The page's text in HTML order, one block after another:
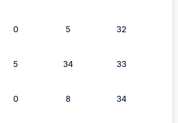
0 5 32
5 34 33
0 8 34